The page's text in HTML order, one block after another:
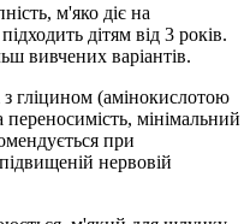
м'яко діє на
дітям від 3 років.
вивчених варіантів.
з гліцином (амінокислотою
мінімальний
при
нервовій